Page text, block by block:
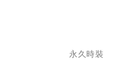
永久時裝